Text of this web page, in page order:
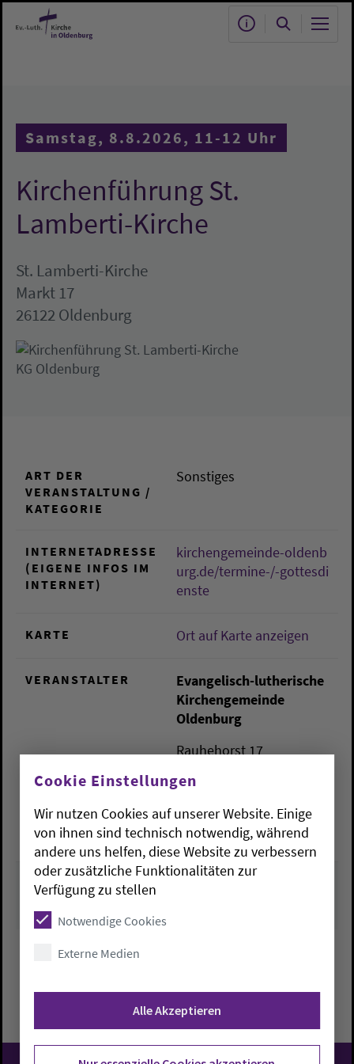
Zum Hauptinhalt springen
Kirchenführung St.
Lamberti-Kirche
Samstag, 8.8.2026, 11-12 Uhr
St. Lamberti-Kirche
Markt 17
26122 Oldenburg
KG Oldenburg
ART DER
VERANSTALTUNG /
KATEGORIE
Sonstiges
INTERNETADRESSE
(EIGENE INFOS IM
INTERNET)
kirchengemeinde-oldenb
urg.de/termine-/-gottesdi
enste
KARTE Ort auf Karte anzeigen
VERANSTALTER
Evangelisch-lutherische
Kirchengemeinde
Oldenburg
Rauhehorst 17
stadt@kirche-oldenburg.
de
Cookie Einstellungen
Wir nutzen Cookies auf unserer Website. Einige
von ihnen sind technisch notwendig, während
andere uns helfen, diese Website zu verbessern
oder zusätzliche Funktionalitäten zur
Verfügung zu stellen
Notwendige Cookies
Externe Medien
Alle Akzeptieren